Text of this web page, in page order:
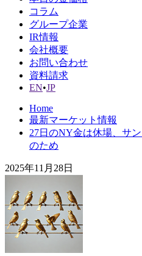
コラム
グループ企業
IR情報
会社概要
お問い合わせ
資料請求
EN•JP
Home
最新マーケット情報
27日のNY金は休場、サ
のため
2025年11月28日